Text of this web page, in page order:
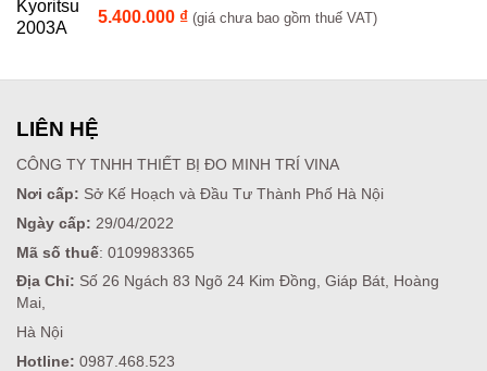
5.400.000 ₫ (giá chưa bao gồm thuế VAT)
LIÊN HỆ
CÔNG TY TNHH THIẾT BỊ ĐO MINH TRÍ VINA
Nơi cấp: Sở Kế Hoạch và Đầu Tư Thành Phố Hà Nội
Ngày cấp: 29/04/2022
Mã số thuế: 0109983365
Địa Chỉ: Số 26 Ngách 83 Ngõ 24 Kim Đồng, Giáp Bát, Hoàng
Mai,
Hà Nội
Hotline: 0987.468.523